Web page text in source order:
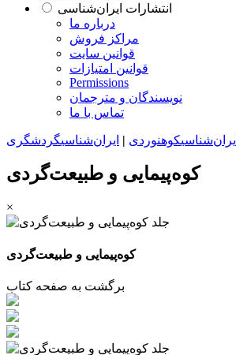
انتشارات ایران‌شناسی
درباره ما
مراکز فروش
قوانین سایت
قوانین امتیازات
Permissions
نویسندگان و مترجمان
تماس با ما
ایران‌شناسیکوهنوردی | ایران‌شناسیگردشگری
کوه‌پیمایی و طبیعت‌گردی
×
کوه‌پیمایی و طبیعت‌گردی
برگشت به صفحه کتاب